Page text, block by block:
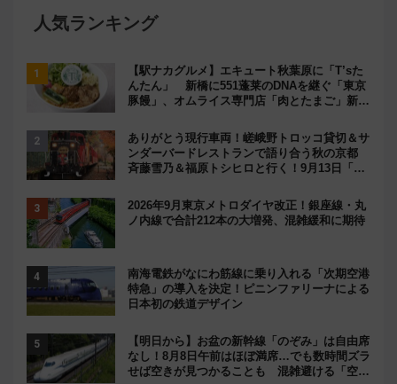
人気ランキング
【駅ナカグルメ】エキュート秋葉原に「T’sた
んたん」 新橋に551蓬莱のDNAを継ぐ「東京
豚饅」、オムライス専門店「肉とたまご」新グ
ありがとう現行車両！嵯峨野トロッコ貸切＆サ
ンダーバードレストランで語り合う秋の京都
斉藤雪乃＆福原トシヒロと行く！9月13日「京
2026年9月東京メトロダイヤ改正！銀座線・丸
ノ内線で合計212本の大増発、混雑緩和に期待
南海電鉄がなにわ筋線に乗り入れる「次期空港
特急」の導入を決定！ピニンファリーナによる
日本初の鉄道デザイン
【明日から】お盆の新幹線「のぞみ」は自由席
なし！8月8日午前はほぼ満席…でも数時間ズラ
せば空きが見つかることも 混雑避ける「空